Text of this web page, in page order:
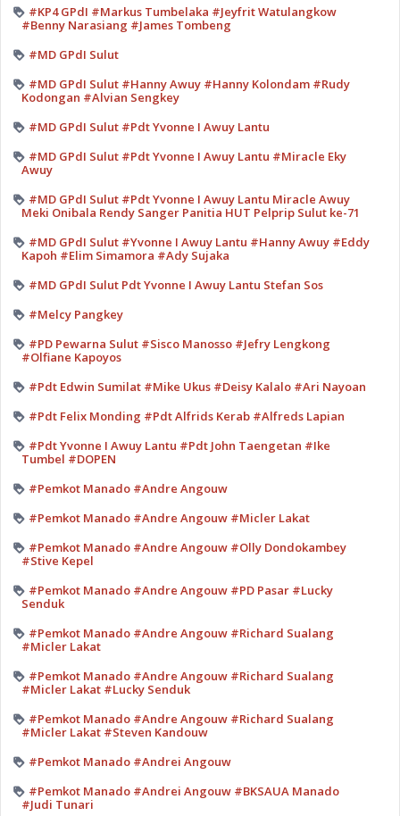
#KP4 GPdI #Markus Tumbelaka #Jeyfrit Watulangkow
#Benny Narasiang #James Tombeng
#MD GPdI Sulut
#MD GPdI Sulut #Hanny Awuy #Hanny Kolondam #Rudy
Kodongan #Alvian Sengkey
#MD GPdI Sulut #Pdt Yvonne I Awuy Lantu
#MD GPdI Sulut #Pdt Yvonne I Awuy Lantu #Miracle Eky
Awuy
#MD GPdI Sulut #Pdt Yvonne I Awuy Lantu Miracle Awuy
Meki Onibala Rendy Sanger Panitia HUT Pelprip Sulut ke-71
#MD GPdI Sulut #Yvonne I Awuy Lantu #Hanny Awuy #Eddy
Kapoh #Elim Simamora #Ady Sujaka
#MD GPdI Sulut Pdt Yvonne I Awuy Lantu Stefan Sos
#Melcy Pangkey
#PD Pewarna Sulut #Sisco Manosso #Jefry Lengkong
#Olfiane Kapoyos
#Pdt Edwin Sumilat #Mike Ukus #Deisy Kalalo #Ari Nayoan
#Pdt Felix Monding #Pdt Alfrids Kerab #Alfreds Lapian
#Pdt Yvonne I Awuy Lantu #Pdt John Taengetan #Ike
Tumbel #DOPEN
#Pemkot Manado #Andre Angouw
#Pemkot Manado #Andre Angouw #Micler Lakat
#Pemkot Manado #Andre Angouw #Olly Dondokambey
#Stive Kepel
#Pemkot Manado #Andre Angouw #PD Pasar #Lucky
Senduk
#Pemkot Manado #Andre Angouw #Richard Sualang
#Micler Lakat
#Pemkot Manado #Andre Angouw #Richard Sualang
#Micler Lakat #Lucky Senduk
#Pemkot Manado #Andre Angouw #Richard Sualang
#Micler Lakat #Steven Kandouw
#Pemkot Manado #Andrei Angouw
#Pemkot Manado #Andrei Angouw #BKSAUA Manado
#Judi Tunari